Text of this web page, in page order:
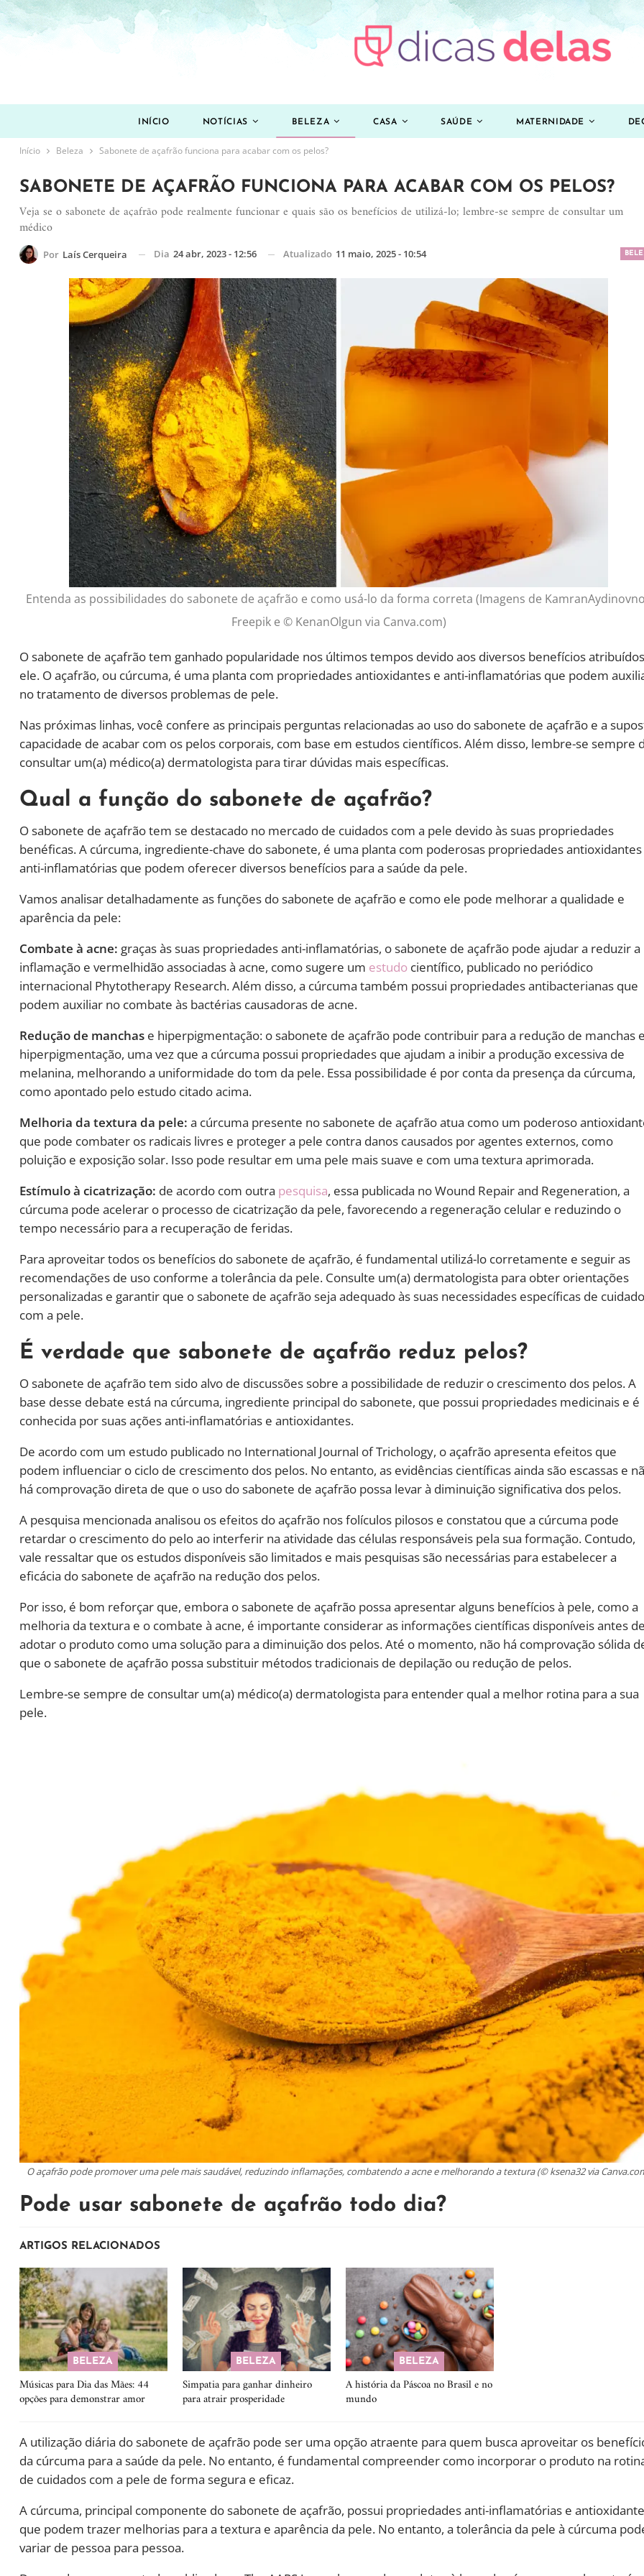
INÍCIO NOTÍCIAS BELEZA CASA SAÚDE MATERNIDADE
Início Beleza Sabonete de açafrão funciona para acabar com os pelos?
SABONETE DE AÇAFRÃO FUNCIONA PARA ACABAR COM OS PELOS?
Veja se o sabonete de açafrão pode realmente funcionar e quais são os benefícios de utilizá-lo; lembre-se sempre de consultar um
médico
Por Laís Cerqueira Dia 24 abr, 2023 - 12:56 Atualizado 11 maio, 2025 - 10:54
Entenda as possibilidades do sabonete de açafrão e como usá-lo da forma correta (Imagens de
Freepik e © KenanOlgun via Canva.com)
O sabonete de açafrão tem ganhado popularidade nos últimos tempos devido aos diversos benefícios
ele. O açafrão, ou cúrcuma, é uma planta com propriedades antioxidantes e anti-inflamatórias que podem
no tratamento de diversos problemas de pele.
Nas próximas linhas, você confere as principais perguntas relacionadas ao uso do sabonete de açafrão e a
capacidade de acabar com os pelos corporais, com base em estudos científicos. Além disso, lembre-se sempre
consultar um(a) médico(a) dermatologista para tirar dúvidas mais específicas.
Qual a função do sabonete de açafrão?
O sabonete de açafrão tem se destacado no mercado de cuidados com a pele devido às suas propriedades
benéficas. A cúrcuma, ingrediente-chave do sabonete, é uma planta com poderosas propriedades
anti-inflamatórias que podem oferecer diversos benefícios para a saúde da pele.
Vamos analisar detalhadamente as funções do sabonete de açafrão e como ele pode melhorar a qualidade e
aparência da pele:
Combate à acne: graças às suas propriedades anti-inflamatórias, o sabonete de açafrão pode ajudar a reduzir a
inflamação e vermelhidão associadas à acne, como sugere um estudo científico, publicado no periódico
internacional Phytotherapy Research. Além disso, a cúrcuma também possui propriedades antibacterianas que
podem auxiliar no combate às bactérias causadoras de acne.
Redução de manchas e hiperpigmentação: o sabonete de açafrão pode contribuir para a redução de manchas
hiperpigmentação, uma vez que a cúrcuma possui propriedades que ajudam a inibir a produção excessiva de
melanina, melhorando a uniformidade do tom da pele. Essa possibilidade é por conta da presença da cúrcuma,
como apontado pelo estudo citado acima.
Melhoria da textura da pele: a cúrcuma presente no sabonete de açafrão atua como um poderoso
que pode combater os radicais livres e proteger a pele contra danos causados por agentes externos, como
poluição e exposição solar. Isso pode resultar em uma pele mais suave e com uma textura aprimorada.
Estímulo à cicatrização: de acordo com outra pesquisa, essa publicada no Wound Repair and Regeneration, a
cúrcuma pode acelerar o processo de cicatrização da pele, favorecendo a regeneração celular e reduzindo o
tempo necessário para a recuperação de feridas.
Para aproveitar todos os benefícios do sabonete de açafrão, é fundamental utilizá-lo corretamente e seguir as
recomendações de uso conforme a tolerância da pele. Consulte um(a) dermatologista para obter orientações
personalizadas e garantir que o sabonete de açafrão seja adequado às suas necessidades específicas de
com a pele.
É verdade que sabonete de açafrão reduz pelos?
O sabonete de açafrão tem sido alvo de discussões sobre a possibilidade de reduzir o crescimento dos pelos. A
base desse debate está na cúrcuma, ingrediente principal do sabonete, que possui propriedades medicinais e é
conhecida por suas ações anti-inflamatórias e antioxidantes.
De acordo com um estudo publicado no International Journal of Trichology, o açafrão apresenta efeitos que
podem influenciar o ciclo de crescimento dos pelos. No entanto, as evidências científicas ainda são escassas e
há comprovação direta de que o uso do sabonete de açafrão possa levar à diminuição significativa dos pelos.
A pesquisa mencionada analisou os efeitos do açafrão nos folículos pilosos e constatou que a cúrcuma pode
retardar o crescimento do pelo ao interferir na atividade das células responsáveis pela sua formação. Contudo,
vale ressaltar que os estudos disponíveis são limitados e mais pesquisas são necessárias para estabelecer a
eficácia do sabonete de açafrão na redução dos pelos.
Por isso, é bom reforçar que, embora o sabonete de açafrão possa apresentar alguns benefícios à pele, como a
melhoria da textura e o combate à acne, é importante considerar as informações científicas disponíveis antes
adotar o produto como uma solução para a diminuição dos pelos. Até o momento, não há comprovação sólida
que o sabonete de açafrão possa substituir métodos tradicionais de depilação ou redução de pelos.
Lembre-se sempre de consultar um(a) médico(a) dermatologista para entender qual a melhor rotina para a sua
pele.
O açafrão pode promover uma pele mais saudável, reduzindo inflamações, combatendo a acne e melhorando a textura (© ksena32 via
Pode usar sabonete de açafrão todo dia?
ARTIGOS RELACIONADOS
BELEZA
Músicas para Dia das Mães: 44
opções para demonstrar amor
BELEZA
Simpatia para ganhar dinheiro
para atrair prosperidade
BELEZA
A história da Páscoa no Brasil e no
mundo
A utilização diária do sabonete de açafrão pode ser uma opção atraente para quem busca aproveitar os
da cúrcuma para a saúde da pele. No entanto, é fundamental compreender como incorporar o produto na
de cuidados com a pele de forma segura e eficaz.
A cúrcuma, principal componente do sabonete de açafrão, possui propriedades anti-inflamatórias e
que podem trazer melhorias para a textura e aparência da pele. No entanto, a tolerância da pele à cúrcuma
variar de pessoa para pessoa.